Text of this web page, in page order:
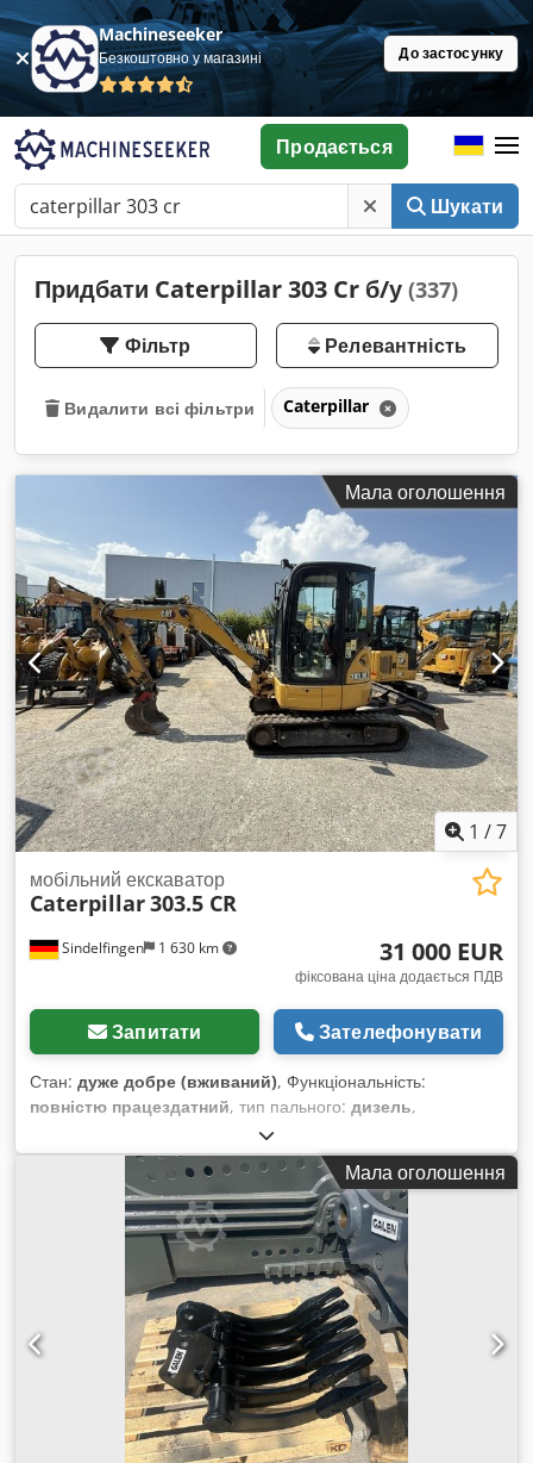
Machineseeker
Безкоштовно у магазині До застосунку
Шукати
Продається
Придбати Caterpillar 303 Cr б/у (337)
Фільтр Релевантність
Видалити всі фільтри Caterpillar
Мала оголошення
1 /7
Sindelfingen 1 630 km
мобільний екскаватор
Caterpillar303.5 CR
31 000 EUR
фіксована ціна додається ПДВ
Запитати Зателефонувати
Стан: дуже добре (вживаний), Функціональність:
повністю працездатний, тип пального: дизель,
3 580 кг, Рік виготовлення:
мотогодини:2 434 h, Обладнання:гусеничні гумові
, * 2434 години * Двигун: Cat C1.7 * Потужність
двигуна: 24,8 кВт Dkjdpfx Aqozrthvjuer * Клас викидів: EU
Stage V * Робоча вага: 3580 кг * Габаритні розміри
(транспортна довжина: 4800 мм – транспортна ширина:
1780 мм – транспортна висота: 2480 мм) * Короткий задній
звис (ECR – Extended Compact Radius) * Пропорційна
додаткова гідравліка * Система швидкої заміни насадок
Мала оголошення